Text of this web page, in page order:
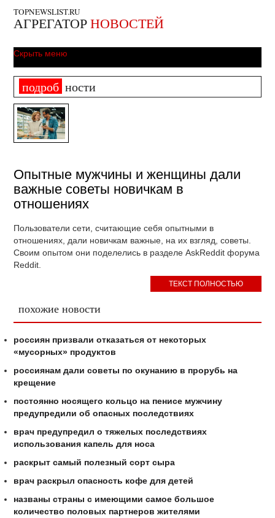
TOPNEWSLIST.RU
АГРЕГАТОРНОВОСТЕЙ
Скрыть меню
подроб ности
Опытные мужчины и женщины дали
важные советы новичкам в
отношениях
Пользователи сети, считающие себя опытными в
отношениях, дали новичкам важные, на их взгляд, советы.
Своим опытом они поделелись в разделе AskReddit форума
Reddit.
ТЕКСТ ПОЛНОСТЬЮ
похожие новости
россиян призвали отказаться от некоторых
«мусорных» продуктов
россиянам дали советы по окунанию в прорубь на
крещение
постоянно носящего кольцо на пенисе мужчину
предупредили об опасных последствиях
врач предупредил о тяжелых последствиях
использования капель для носа
раскрыт самый полезный сорт сыра
врач раскрыл опасность кофе для детей
названы страны с имеющими самое большое
количество половых партнеров жителями